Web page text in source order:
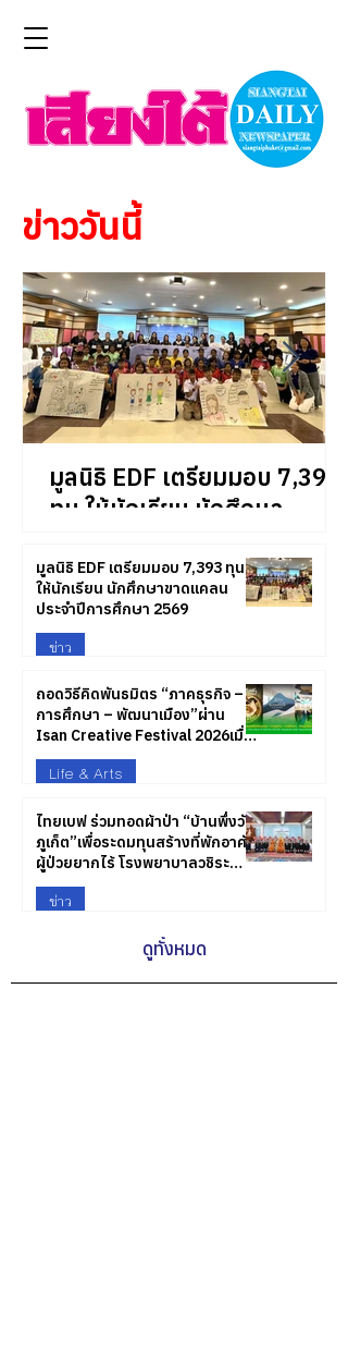
ข่าววันนี้
มูลนิธิ EDF เตรียมมอบ 7,393
ทุน ให้นักเรียน นักศึกษา
2569
มูลนิธิ EDF เตรียมมอบ 7,393 ทุน
ให้นักเรียน นักศึกษาขาดแคลน
ประจำปีการศึกษา 2569
ข่าว
ถอดวิธีคิดพันธมิตร “ภาคธุรกิจ –
การศึกษา – พัฒนาเมือง”ผ่าน
Isan Creative Festival 2026เมื่อ
“เศรษฐกิจสร้างสรรค์” คืออนาคต
ของอีสาน
Life & Arts
ไทยเบฟ ร่วมทอดผ้าป่า “บ้านพึ่งวัด
ภูเก็ต”เพื่อระดมทุนสร้างที่พักอาศัย
ผู้ป่วยยากไร้ โรงพยาบาลวชิระ
ภูเก็ต
ข่าว
ดูทั้งหมด